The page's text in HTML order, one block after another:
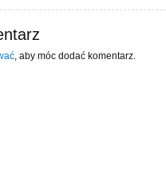
, aby móc dodać komentarz.